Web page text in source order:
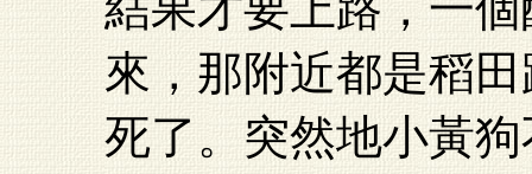
來，那附近都是稻
死了。突然地小黃